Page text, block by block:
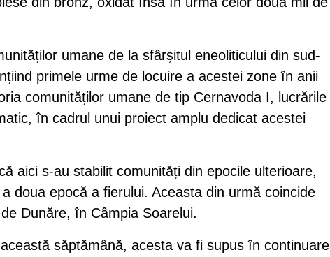
umane de la sfârșitul eneoliticului din sud-
primele urme de locuire a acestei zone în anii
comunităților umane de tip Cernavoda I, lucrările
în cadrul unui proiect amplu dedicat acestei
aici s-au stabilit comunități din epocile ulterioare,
doua epocă a fierului. Aceasta din urmă coincide
Dunăre, în Câmpia Soarelui.
săptămână, acesta va fi supus în continuare